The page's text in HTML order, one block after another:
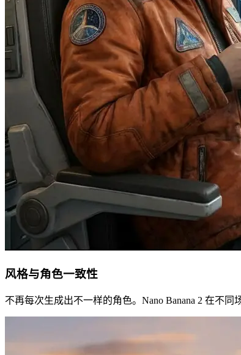
风格与角色一致性
不再每次生成出不一样的角色。Nano Banana 2 在不